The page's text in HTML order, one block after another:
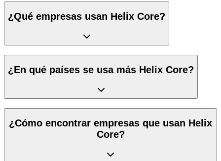
¿Qué empresas usan Helix Core?
¿En qué países se usa más Helix Core?
¿Cómo encontrar empresas que usan Helix
Core?